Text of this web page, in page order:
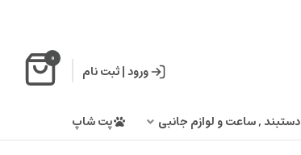
ورود|ثبت نام
0
دستبند , ساعت و لوازم جانبی پت شاپ